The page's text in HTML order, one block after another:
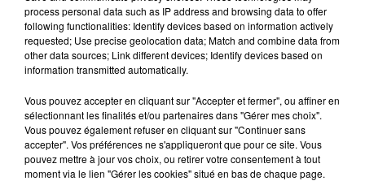
Musique
7 août 2026
Julien Lieb s’essaye à la vie de chatelain
dans son nouveau clip
process personal data such as IP address and browsing data to offer
following functionalities: Identify devices based on information actively
requested; Use precise geolocation data; Match and combine data from
other data sources; Link different devices; Identify devices based on
information transmitted automatically.
Vous pouvez accepter en cliquant sur "Accepter et fermer", ou affiner en
sélectionnant les finalités et/ou partenaires dans "Gérer mes choix".
Vous pouvez également refuser en cliquant sur "Continuer sans
accepter". Vos préférences ne s'appliqueront que pour ce site. Vous
pouvez mettre à jour vos choix, ou retirer votre consentement à tout
moment via le lien "Gérer les cookies" situé en bas de chaque page.